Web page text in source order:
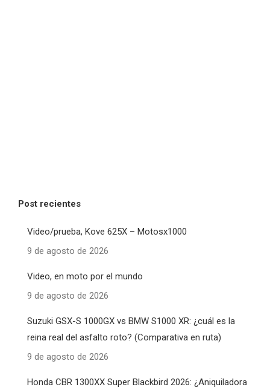
Post recientes
Video/prueba, Kove 625X – Motosx1000
9 de agosto de 2026
Video, en moto por el mundo
9 de agosto de 2026
Suzuki GSX-S 1000GX vs BMW S1000 XR: ¿cuál es la
reina real del asfalto roto? (Comparativa en ruta)
9 de agosto de 2026
Honda CBR 1300XX Super Blackbird 2026: ¿Aniquiladora